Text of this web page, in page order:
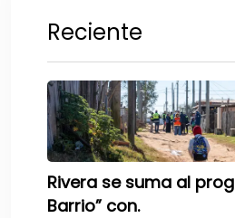
Reciente
Rivera se suma al
Barrio” con.